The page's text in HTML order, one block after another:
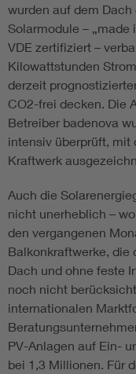
wurden auf dem Dach
Solarmodule – „made
VDE zertifiziert –
Kilowattstunden
derzeit
CO2-frei decken. Die
Betreiber badenova
intensiv überprüft, mit
Kraftwerk
Auch die
nicht unerheblich –
den vergangenen
Balkonkraftwerke, die
Dach und ohne feste
noch nicht
internationalen
PV-Anlagen auf Ein-
bei 1,3 Millionen. Für